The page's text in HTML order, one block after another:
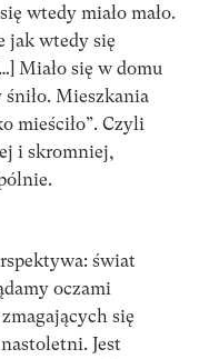
wtedy miało mało.
jak wtedy się
Miało się w domu
Mieszkania
mieściło”. Czyli
i skromniej,
świat
oczami
się
Jest